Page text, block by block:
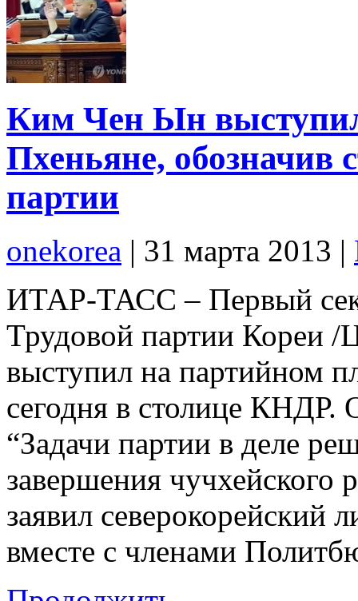
Ким Чен Ын
Пхеньяне, обозначив
партии
onekorea | 31 марта 2013 |
ИТАР-ТАСС – Первый
Трудовой партии
выступил на партийном
сегодня в столице КНДР.
“Задачи партии в деле
завершения чучхейского
заявил северокорейский
вместе с членами